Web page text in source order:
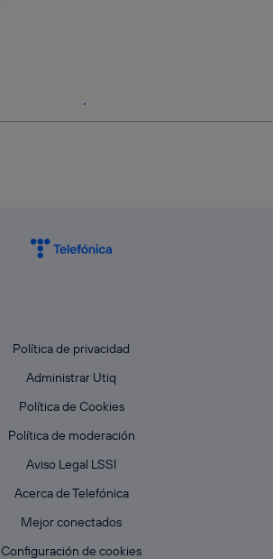
Política de privacidad
Administrar Utiq
Política de Cookies
Política de moderación
Aviso Legal LSSI
Acerca de Telefónica
Mejor conectados
Configuración de cookies